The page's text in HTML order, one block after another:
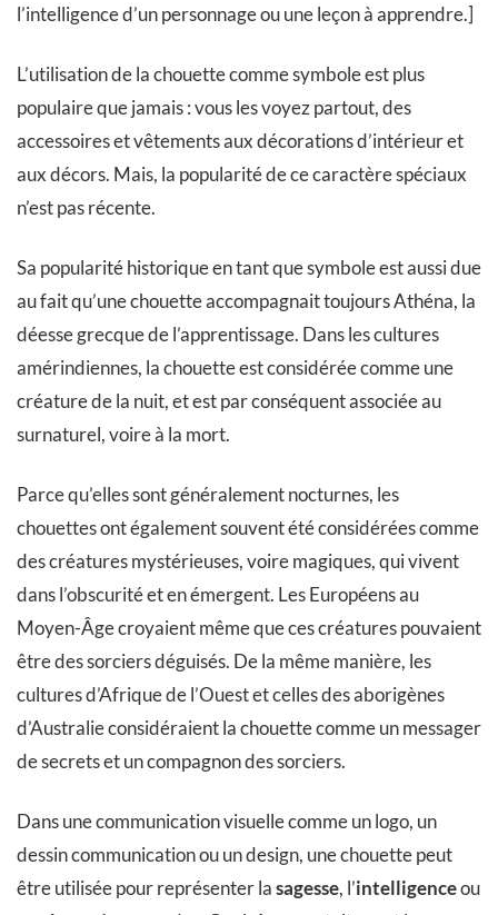
l’intelligence d’un personnage ou une leçon à apprendre.]
L’utilisation de la chouette comme symbole est plus
populaire que jamais : vous les voyez partout, des
accessoires et vêtements aux décorations d’intérieur et
aux décors. Mais, la popularité de ce caractère spéciaux
n’est pas récente.
Sa popularité historique en tant que symbole est aussi due
au fait qu’une chouette accompagnait toujours Athéna, la
déesse grecque de l’apprentissage. Dans les cultures
amérindiennes, la chouette est considérée comme une
créature de la nuit, et est par conséquent associée au
surnaturel, voire à la mort.
Parce qu’elles sont généralement nocturnes, les
chouettes ont également souvent été considérées comme
des créatures mystérieuses, voire magiques, qui vivent
dans l’obscurité et en émergent. Les Européens au
Moyen-Âge croyaient même que ces créatures pouvaient
être des sorciers déguisés. De la même manière, les
cultures d’Afrique de l’Ouest et celles des aborigènes
d’Australie considéraient la chouette comme un messager
de secrets et un compagnon des sorciers.
Dans une communication visuelle comme un logo, un
dessin communication ou un design, une chouette peut
être utilisée pour représenter lasagesse, l’intelligenceou